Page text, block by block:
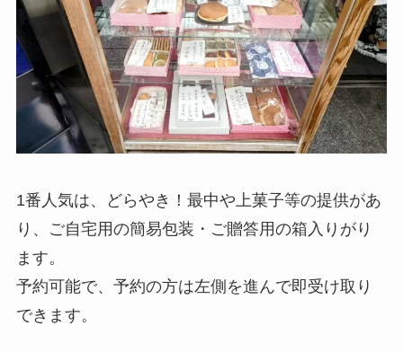
1番人気は、どらやき！最中や上菓子等の提供があ
り、ご自宅用の簡易包装・ご贈答用の箱入りがり
ます。
予約可能で、予約の方は左側を進んで即受け取り
できます。